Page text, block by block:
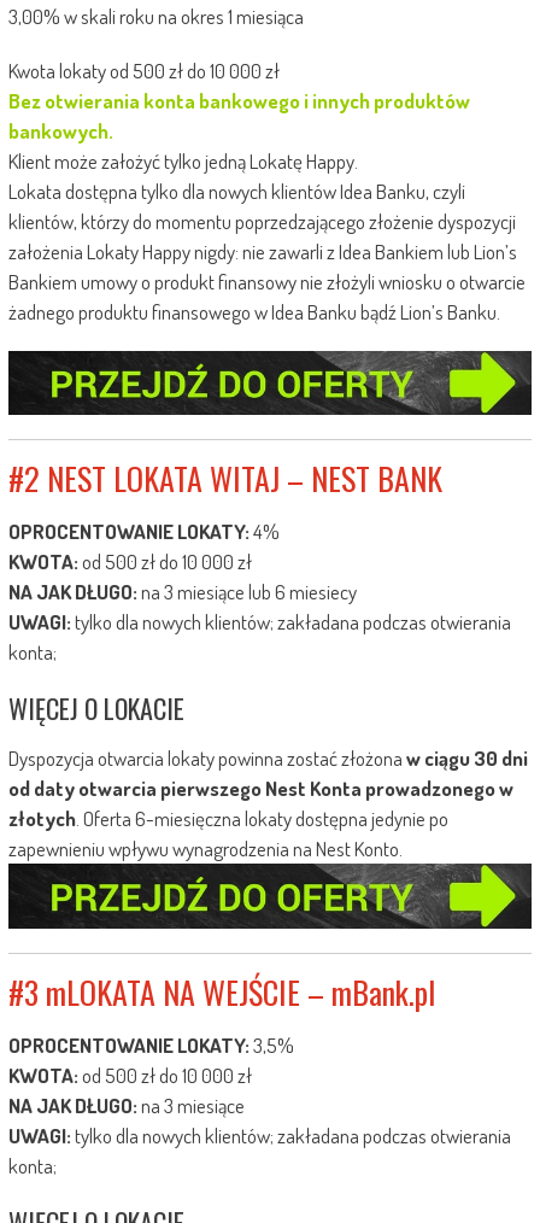
3,00% w skali roku na okres 1 miesiąca
Kwota lokaty od 500 zł do 10 000 zł
Bez otwierania konta bankowego i innych produktów
bankowych.
Klient może założyć tylko jedną Lokatę Happy.
Lokata dostępna tylko dla nowych klientów Idea Banku, czyli
klientów, którzy do momentu poprzedzającego złożenie dyspozycji
założenia Lokaty Happy nigdy: nie zawarli z Idea Bankiem lub Lion’s
Bankiem umowy o produkt finansowy nie złożyli wniosku o otwarcie
żadnego produktu finansowego w Idea Banku bądź Lion’s Banku.
#2 NEST LOKATA WITAJ – NEST BANK
OPROCENTOWANIE LOKATY:4%
KWOTA:od 500 zł do 10 000 zł
NA JAK DŁUGO:na 3 miesiące lub 6 miesiecy
UWAGI:tylko dla nowych klientów; zakładana podczas otwierania
konta;
WIĘCEJ O LOKACIE
Dyspozycja otwarcia lokaty powinna zostać złożonaw ciągu 30 dni
od daty otwarcia pierwszego Nest Konta prowadzonego w
złotych. Oferta 6-miesięczna lokaty dostępna jedynie po
zapewnieniu wpływu wynagrodzenia na Nest Konto.
#3 mLOKATA NA WEJŚCIE – mBank.pl
OPROCENTOWANIE LOKATY:3,5%
KWOTA:od 500 zł do 10 000 zł
NA JAK DŁUGO:na 3 miesiące
UWAGI:tylko dla nowych klientów; zakładana podczas otwierania
konta;